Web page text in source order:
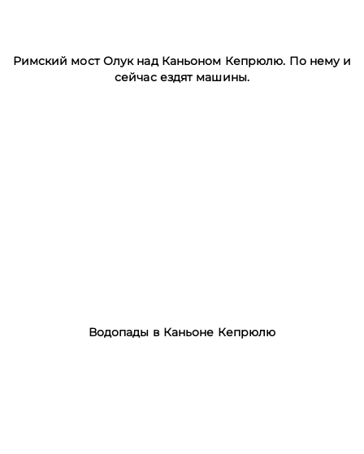
Римский мост Олук над Каньоном Кепрюлю. По нему и
сейчас ездят машины.
Водопады в Каньоне Кепрюлю